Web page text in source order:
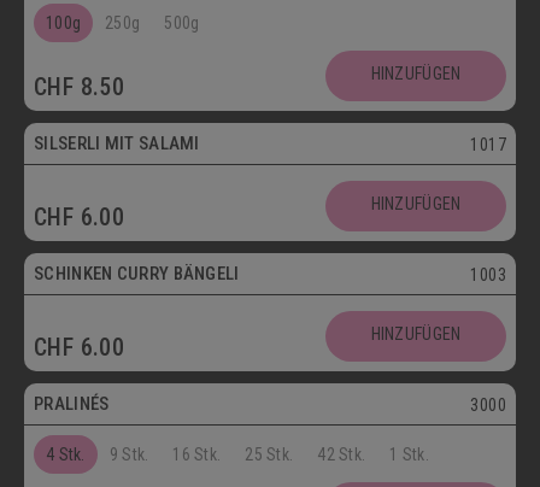
SCHOKOLADENSPEZIALITÄTEN
MAIKÄFER
SALZIGE KÖSTLICHKEITEN
SILSERLI
BELEGTE BRÖTCHEN
BROTWAREN
BACKWAREN FASTENWAIE
100g 250g 500g
CHF 8.50 HINZUFÜGEN
SILSERLI MIT SALAMI 1017
CHF 6.00 HINZUFÜGEN
SCHINKEN CURRY BÄNGELI 1003
CHF 6.00 HINZUFÜGEN
Postversand
PRALINÉS 3000
4 Stk. 9 Stk. 16 Stk. 25 Stk. 42 Stk. 1 Stk.